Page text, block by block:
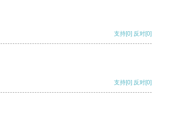
支持[0] 反对[0]
支持[0] 反对[0]